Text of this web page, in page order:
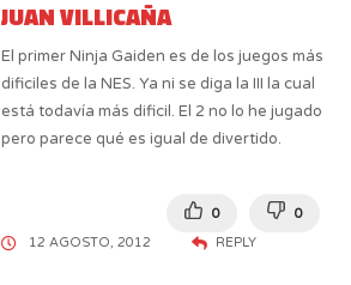
JUAN VILLICAÑA
El primer Ninja Gaiden es de los juegos más
dificiles de la NES. Ya ni se diga la III la cual
está todavía más dificil. El 2 no lo he jugado
pero parece qué es igual de divertido.
0
0
12 AGOSTO, 2012
REPLY